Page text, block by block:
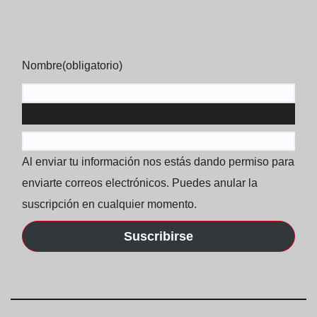
Nombre(obligatorio)
Al enviar tu información nos estás dando permiso para
enviarte correos electrónicos. Puedes anular la
suscripción en cualquier momento.
Suscribirse